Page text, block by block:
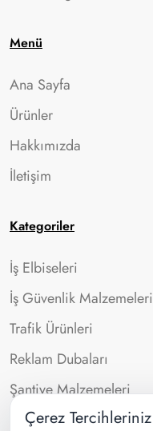
Menü
Ana Sayfa
Ürünler
Hakkımızda
İletişim
Kategoriler
İş Elbiseleri
İş Güvenlik Malzemeleri
Trafik Ürünleri
Reklam Dubaları
Şantiye Malzemeleri
Çerez Tercihleriniz